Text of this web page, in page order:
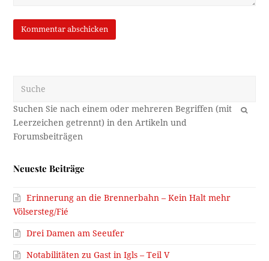
OK
Neueste Beiträge
Erinnerung an die Brennerbahn – Kein Halt mehr
Völsersteg/Fié
Drei Damen am Seeufer
Notabilitäten zu Gast in Igls – Teil V